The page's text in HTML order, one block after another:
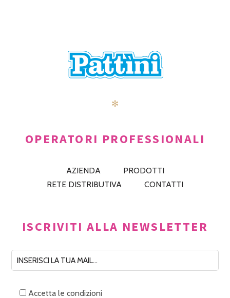
✻
OPERATORI PROFESSIONALI
AZIENDA
PRODOTTI
RETE DISTRIBUTIVA
CONTATTI
ISCRIVITI ALLA NEWSLETTER
Accetta le condizioni